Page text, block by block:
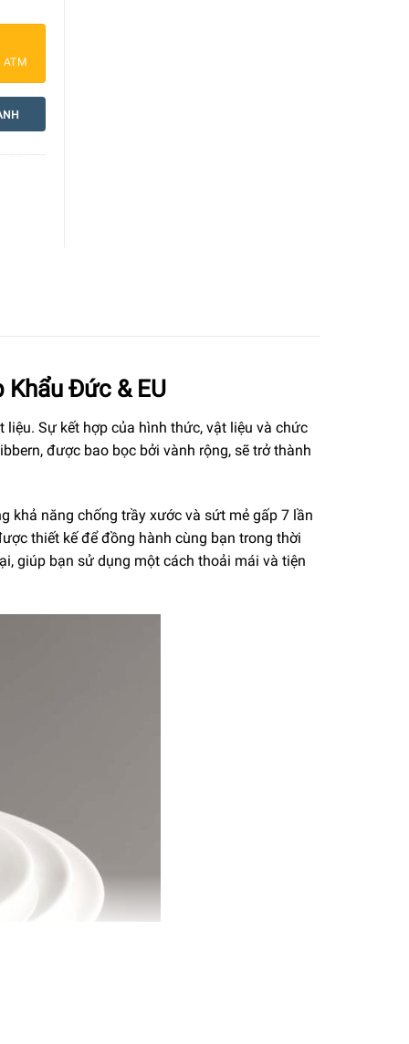
Đức & EU
liệu. Sự kết hợp của hình thức, vật liệu và chức
được bao bọc bởi vành rộng, sẽ trở thành
khả năng chống trầy xước và sứt mẻ gấp 7 lần
thiết kế để đồng hành cùng bạn trong thời
giúp bạn sử dụng một cách thoải mái và tiện